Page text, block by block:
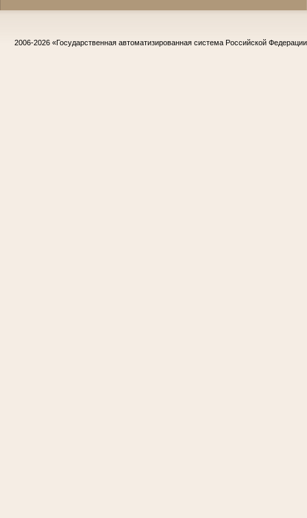
2006-2026 «Государственная автоматизированная система Российской